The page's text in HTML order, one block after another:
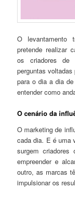
O levantamento
pretende realizar
os criadores de
perguntas
para o dia a dia
entender como
O cenário da
O marketing de
cada dia. E é uma
surgem criadores
empreender e
outro, as marcas
impulsionar os